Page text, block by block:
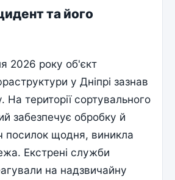
та його
2026 року об'єкт
у Дніпрі зазнав
На території сортувального
забезпечує обробку й
посилок щодня, виникла
Екстрені служби
на надзвичайну